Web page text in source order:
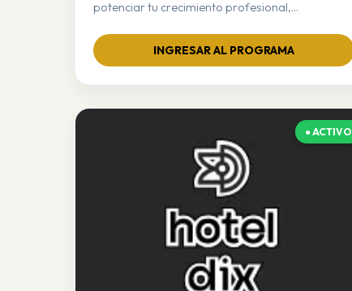
potenciar tu crecimiento profesional,
ofrecer un servicio extraordinario, fortalecer el
trabajo en equipo y alcanzar resultados
INGRESAR AL PROGRAMA
● ACTIVO